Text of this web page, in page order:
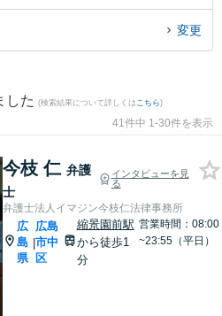
弁護士を検索したい』『初回相談無料で
中区内の弁護士に相談予約したい』など
変更
した (検索結果について詳しくは こちら)
41件中 1-30件を表示
今枝 仁 弁護
士
インタビューを見
る
弁護士法人イマジン今枝仁法律事務所
広
島
県
|
広島
市中
区
縮景園前駅
から徒歩1
分
営業時間：08:00
~23:55（平日）